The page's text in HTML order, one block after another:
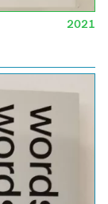
2021